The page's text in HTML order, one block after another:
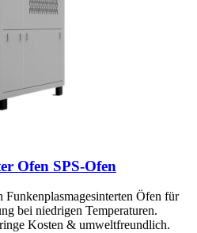
Ofen SPS-Ofen
Öfen für
bei niedrigen Temperaturen.
Kosten & umweltfreundlich.